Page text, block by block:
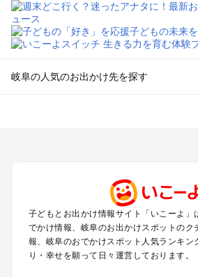
岐阜の人気のお出かけ先を探す
高山・下呂・飛騨・奥飛騨周辺のプール
郡上・美濃・関のプールお出かけ
木曽路・木曽周辺のプールお出かけ
白川郷のプールお出かけ
子どもとお出かけ情報サイト「いこーよ」
でかけ情報、岐阜のお出かけスポットのク
報、岐阜のおでかけスポット人気ランキン
り・幸せを願って日々運営しております。